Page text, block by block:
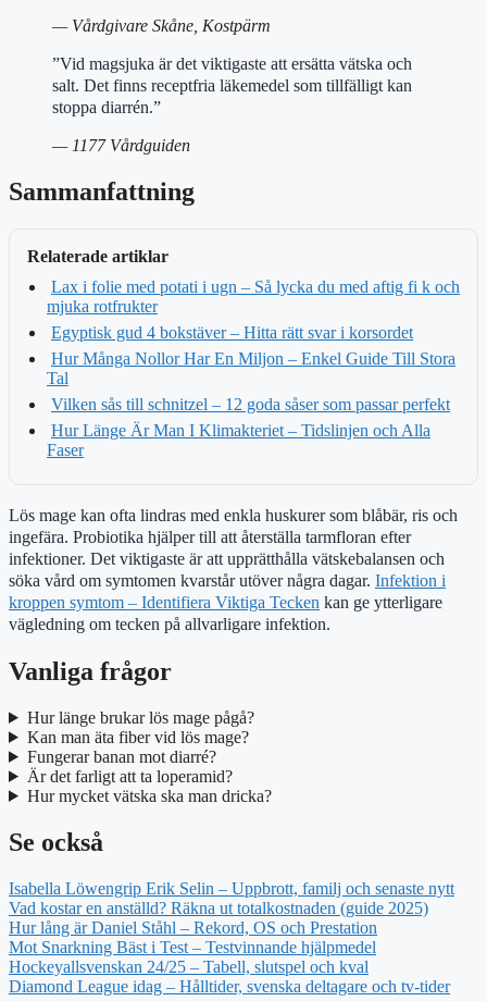
— Vårdgivare Skåne, Kostpärm
”Vid magsjuka är det viktigaste att ersätta vätska och
salt. Det finns receptfria läkemedel som tillfälligt kan
stoppa diarrén.”
— 1177 Vårdguiden
Sammanfattning
Relaterade artiklar
Lax i folie med potati i ugn – Så lycka du med aftig fi k och
mjuka rotfrukter
Egyptisk gud 4 bokstäver – Hitta rätt svar i korsordet
Hur Många Nollor Har En Miljon – Enkel Guide Till Stora
Tal
Vilken sås till schnitzel – 12 goda såser som passar perfekt
Hur Länge Är Man I Klimakteriet – Tidslinjen och Alla
Faser
Lös mage kan ofta lindras med enkla huskurer som blåbär, ris och
ingefära. Probiotika hjälper till att återställa tarmfloran efter
infektioner. Det viktigaste är att upprätthålla vätskebalansen och
söka vård om symtomen kvarstår utöver några dagar. Infektion i
kroppen symtom – Identifiera Viktiga Tecken kan ge ytterligare
vägledning om tecken på allvarligare infektion.
Vanliga frågor
Hur länge brukar lös mage pågå?
Kan man äta fiber vid lös mage?
Fungerar banan mot diarré?
Är det farligt att ta loperamid?
Hur mycket vätska ska man dricka?
Se också
Isabella Löwengrip Erik Selin – Uppbrott, familj och senaste nytt
Vad kostar en anställd? Räkna ut totalkostnaden (guide 2025)
Hur lång är Daniel Ståhl – Rekord, OS och Prestation
Mot Snarkning Bäst i Test – Testvinnande hjälpmedel
Hockeyallsvenskan 24/25 – Tabell, slutspel och kval
Diamond League idag – Hålltider, svenska deltagare och tv-tider